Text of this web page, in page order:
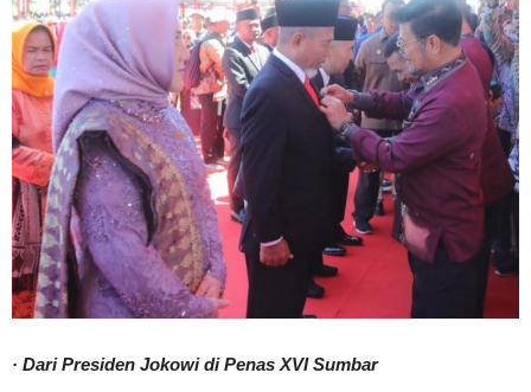
· Dari Presiden Jokowi di Penas XVI Sumbar